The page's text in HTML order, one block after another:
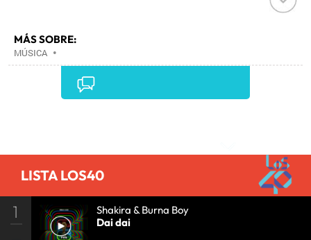
MÁS SOBRE:
MÚSICA •
LISTA LOS40
1
Shakira & Burna Boy
Dai dai